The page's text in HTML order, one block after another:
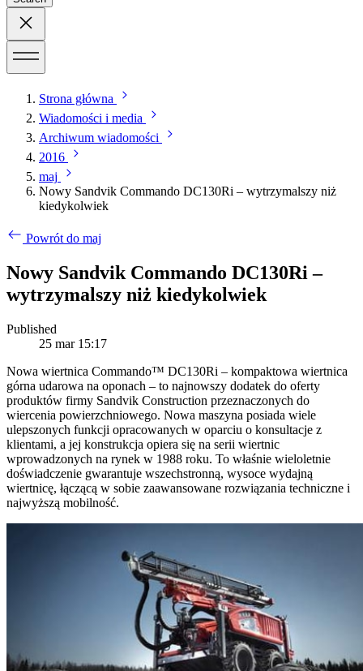
Strona główna
Wiadomości i media
Archiwum wiadomości
2016
maj
Nowy Sandvik Commando DC130Ri – wytrzymalszy niż
kiedykolwiek
Powrót do maj
Nowy Sandvik Commando DC130Ri –
wytrzymalszy niż kiedykolwiek
Published
25 mar 15:17
Nowa wiertnica Commando™ DC130Ri – kompaktowa wiertnica
górna udarowa na oponach – to najnowszy dodatek do oferty
produktów firmy Sandvik Construction przeznaczonych do
wiercenia powierzchniowego. Nowa maszyna posiada wiele
ulepszonych funkcji opracowanych w oparciu o konsultacje z
klientami, a jej konstrukcja opiera się na serii wiertnic
wprowadzonych na rynek w 1988 roku. To właśnie wieloletnie
doświadczenie gwarantuje wszechstronną, wysoce wydajną
wiertnicę, łączącą w sobie zaawansowane rozwiązania techniczne i
najwyższą mobilność.